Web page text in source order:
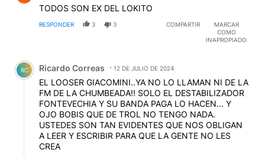
TODOS SON EX DEL LOKITO
RESPONDER 3 3 COMPARTIR
MARCAR
COMO
INAPROPIADO
Comentario de Ricardo Correas.
RC Ricardo Correas 12 DE JULIO DE 2024
EL LOOSER GIACOMINI..YA NO LO LLAMAN NI DE LA
FM DE LA CHUMBEADA!! SOLO EL DESTABILIZADOR
FONTEVECHIA Y SU BANDA PAGA LO HACEN... Y
OJO BOBIS QUE DE TROL NO TENGO NADA.
USTEDES SON TAN EVIDENTES QUE NOS OBLIGAN
A LEER Y ESCRIBIR PARA QUE LA GENTE NO LES
CREA